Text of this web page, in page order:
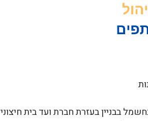
בבניין בעזרת חברת ועד בית חיצוני